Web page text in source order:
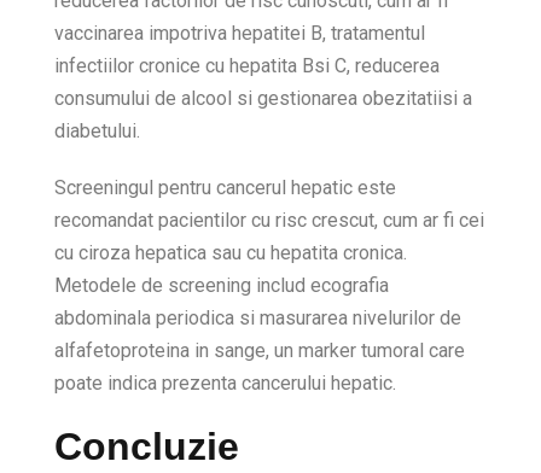
vaccinarea impotriva hepatitei B, tratamentul
infectiilor cronice cu hepatita Bsi C, reducerea
consumului de alcool si gestionarea obezitatiisi a
diabetului.
Screeningul pentru cancerul hepatic este
recomandat pacientilor cu risc crescut, cum ar fi cei
cu ciroza hepatica sau cu hepatita cronica.
Metodele de screening includ ecografia
abdominala periodica si masurarea nivelurilor de
alfafetoproteina in sange, un marker tumoral care
poate indica prezenta cancerului hepatic.
Concluzie